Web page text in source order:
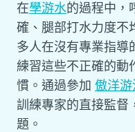
在學游水的過程中，
確、腿部打水力度不
多人在沒有專業指導
練習這些不正確的動
慣。 通過參加 傲洋
訓練專家的直接監督
題。